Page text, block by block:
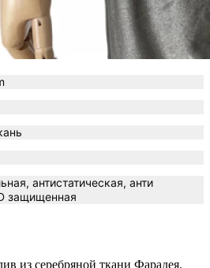
антистатическая, анти
защищенная
из серебряной ткани Фарадея.